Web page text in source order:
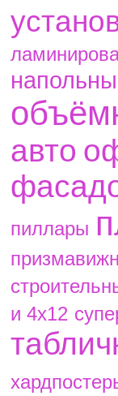
авто
пиллары
призмавижн
и 4х12